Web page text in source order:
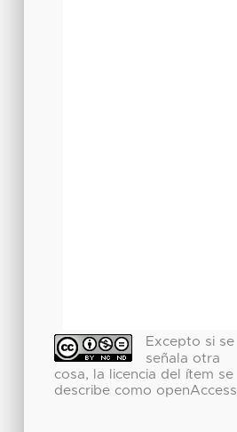
Excepto si se
señala otra
cosa, la licencia del ítem se
describe como openAccess